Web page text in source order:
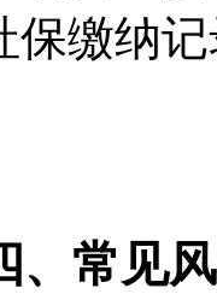
保缴纳
见风